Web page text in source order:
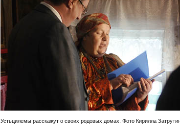
Устьцилемы расскажут о своих родовых домах. Фото Кирилла